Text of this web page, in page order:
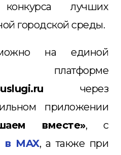
конкурса лучших
городской среды.
на единой
платформе
через
приложении
вместе», с
в MAX, а также при